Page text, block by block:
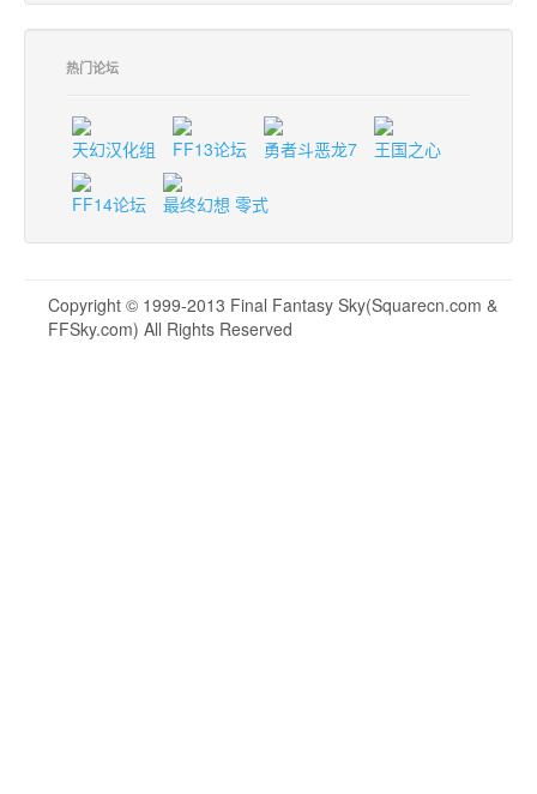
热门论坛
天幻汉化组 FF13论坛 勇者斗恶龙7 王国之心
FF14论坛 最终幻想 零式
Copyright © 1999-2013 Final Fantasy Sky(Squarecn.com &
FFSky.com) All Rights Reserved